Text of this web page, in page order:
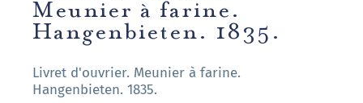
Meunier à farine.
Hangenbieten. 1835.
Livret d'ouvrier. Meunier à farine.
Hangenbieten. 1835.